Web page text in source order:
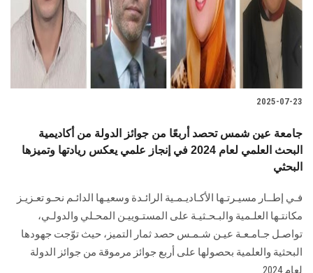
2025-07-23
جامعة عين شمس تحصد أربعًا من جوائز الدولة من أكاديمية
البحث العلمي لعام 2024 في إنجاز علمي يعكس ريادتها وتميزها
البحثي
فـي إطــار مسيـرتـها الأكـاديـمـية الرائـدة وسعيـها الدائـم نحـو تعـزيـز
مكانتـها العلـمية والبـحـثيـة على المستـوييـن المحـلي والدولـي،
تواصـل جـامـعـة عيـن شـمـس حصد ثمار التميز، حيث توّجت جهودها
البحثية والعلمية بحصولها على أربع جوائز مرموقة من جوائز الدولة
لعام 2024.